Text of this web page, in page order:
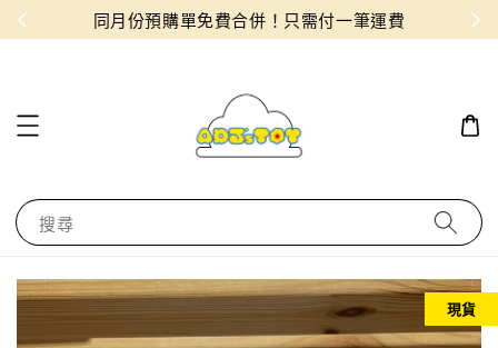
！ 同月份預購單免費合併！只需付一筆運費
搜尋
現貨